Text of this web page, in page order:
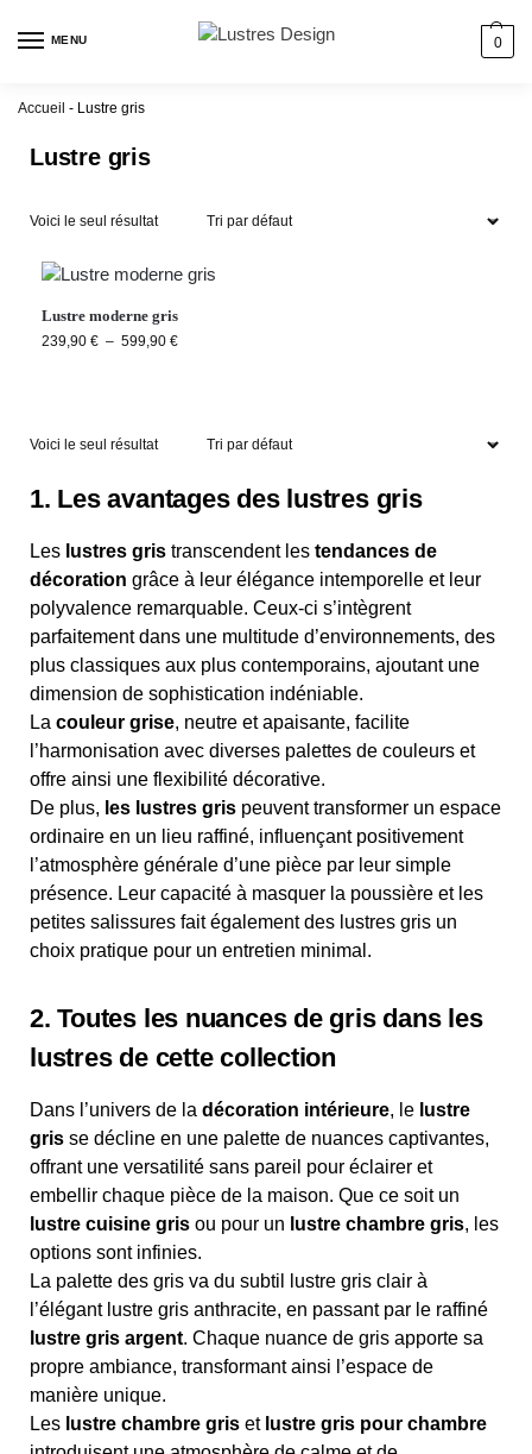
MENU 0
Accueil - Lustre gris
Lustre gris
Voici le seul résultat
Lustre moderne gris
239,90 € – 599,90 €
Voici le seul résultat
1. Les avantages des lustres gris
Les lustres gris transcendent les tendances de
décoration grâce à leur élégance intemporelle et leur
polyvalence remarquable. Ceux-ci s’intègrent
parfaitement dans une multitude d’environnements, des
plus classiques aux plus contemporains, ajoutant une
dimension de sophistication indéniable.
La couleur grise, neutre et apaisante, facilite
l’harmonisation avec diverses palettes de couleurs et
offre ainsi une flexibilité décorative.
De plus, les lustres gris peuvent transformer un espace
ordinaire en un lieu raffiné, influençant positivement
l’atmosphère générale d’une pièce par leur simple
présence. Leur capacité à masquer la poussière et les
petites salissures fait également des lustres gris un
choix pratique pour un entretien minimal.
2. Toutes les nuances de gris dans les
lustres de cette collection
Dans l’univers de la décoration intérieure, le lustre
gris se décline en une palette de nuances captivantes,
offrant une versatilité sans pareil pour éclairer et
embellir chaque pièce de la maison. Que ce soit un
lustre cuisine gris ou pour un lustre chambre gris, les
options sont infinies.
La palette des gris va du subtil lustre gris clair à
l’élégant lustre gris anthracite, en passant par le raffiné
lustre gris argent. Chaque nuance de gris apporte sa
propre ambiance, transformant ainsi l’espace de
manière unique.
Les lustre chambre gris et lustre gris pour chambre